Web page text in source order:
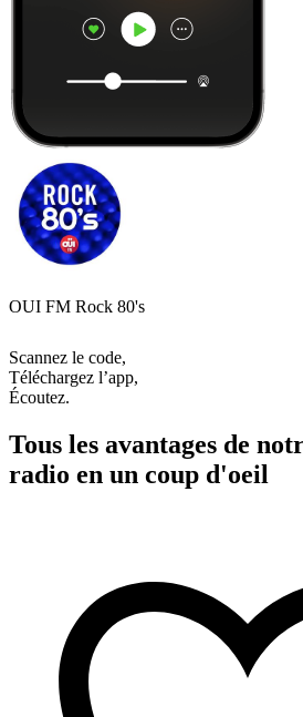
OUI FM Rock 80's
Scannez le code,
Téléchargez l’app,
Écoutez.
Tous les avantages de
radio en un coup d'oeil